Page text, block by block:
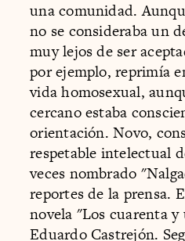
una comunidad.
no se consideraba un
muy lejos de ser
por ejemplo, reprimía
vida homosexual,
cercano estaba
orientación. Novo,
respetable intelectual
veces nombrado
reportes de la prensa.
novela "Los cuarenta
Eduardo Castrejón.